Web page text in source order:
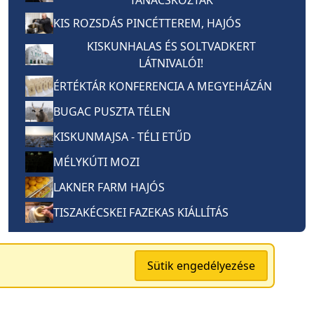
KIS ROZSDÁS PINCÉTTEREM, HAJÓS
KISKUNHALAS ÉS SOLTVADKERT
LÁTNIVALÓI!
ÉRTÉKTÁR KONFERENCIA A MEGYEHÁZÁN
BUGAC PUSZTA TÉLEN
KISKUNMAJSA - TÉLI ETŰD
MÉLYKÚTI MOZI
LAKNER FARM HAJÓS
TISZAKÉCSKEI FAZEKAS KIÁLLÍTÁS
Sütik engedélyezése